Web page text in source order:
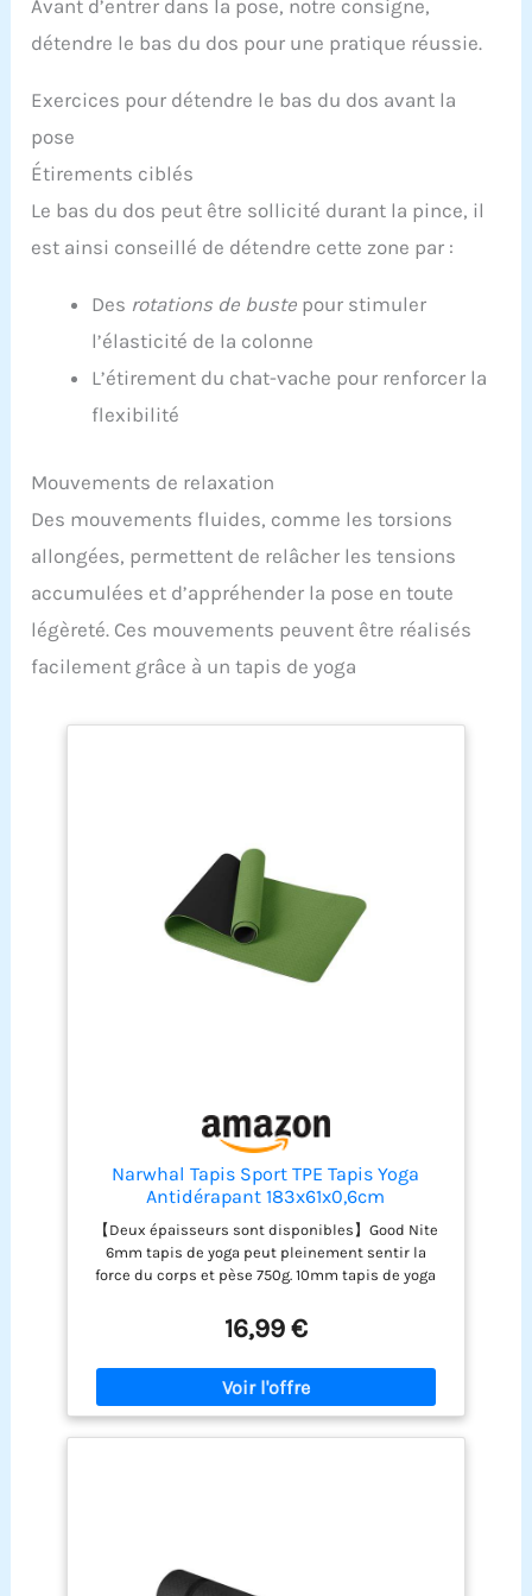
Avant d’entrer dans la pose, notre consigne,
détendre le bas du dos pour une pratique réussie.
Exercices pour détendre le bas du dos avant la
pose
Étirements ciblés
Le bas du dos peut être sollicité durant la pince, il
est ainsi conseillé de détendre cette zone par :
Des rotations de buste pour stimuler
l’élasticité de la colonne
L’étirement du chat-vache pour renforcer la
flexibilité
Mouvements de relaxation
Des mouvements fluides, comme les torsions
allongées, permettent de relâcher les tensions
accumulées et d’appréhender la pose en toute
légèreté. Ces mouvements peuvent être réalisés
facilement grâce à un tapis de yoga
Narwhal Tapis Sport TPE Tapis Yoga
Antidérapant 183x61x0,6cm
【Deux épaisseurs sont disponibles】Good Nite
6mm tapis de yoga peut pleinement sentir la
force du corps et pèse 750g. 10mm tapis de yoga
pèse 1200g. Les deux couches conviennent pour le
Pilates, le Hiit, le Yoga, le Body et d'autres sports
【TPE Material】Le tapis de Pilates est fabriqué en
TPE, aucune colle n'est nécessaire. Il présente les
avantages d'une élasticité, d'une résistance et
d'une densité élevées. Il est donc durable, ne se
améliorent l'adhérence. La double protection
repose fermement sur le sol et soutient le corps,
16,99 €